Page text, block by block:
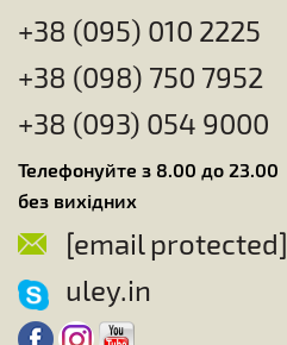
+38 (095) 010 2225
+38 (098) 750 7952
+38 (093) 054 9000
Телефонуйте з 8.00 до 23.00
без вихідних
[email protected]
uley.in